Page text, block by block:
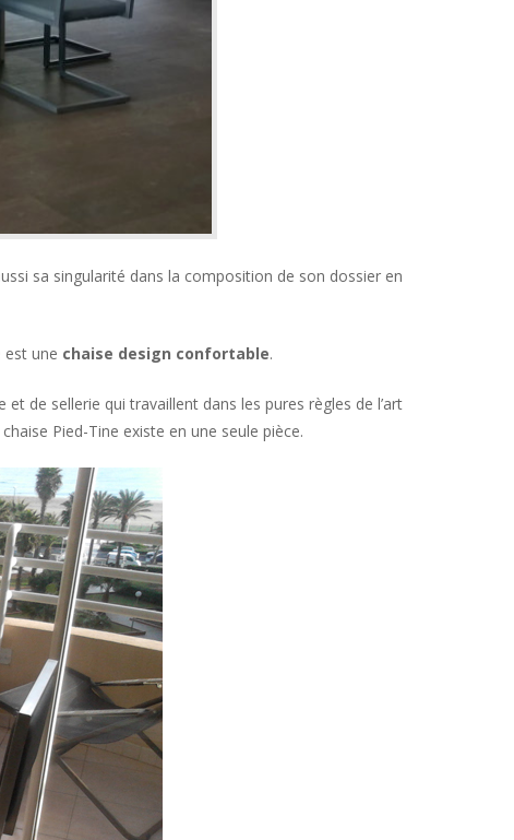
sa singularité dans la composition de son dossier en
est une chaise design confortable.
et de sellerie qui travaillent dans les pures règles de l’art
Pied-Tine existe en une seule pièce.